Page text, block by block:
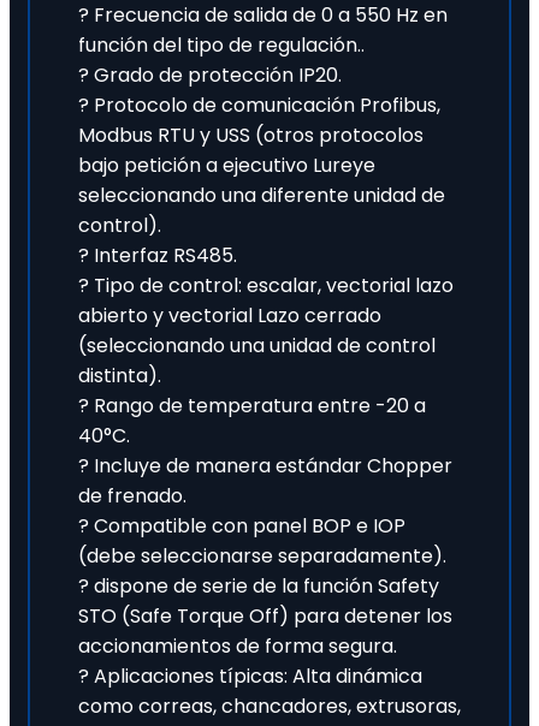
? Frecuencia de salida de 0 a 550 Hz en
función del tipo de regulación..
? Grado de protección IP20.
? Protocolo de comunicación Profibus,
Modbus RTU y USS (otros protocolos
bajo petición a ejecutivo Lureye
seleccionando una diferente unidad de
control).
? Interfaz RS485.
? Tipo de control: escalar, vectorial lazo
abierto y vectorial Lazo cerrado
(seleccionando una unidad de control
distinta).
? Rango de temperatura entre -20 a
40°C.
? Incluye de manera estándar Chopper
de frenado.
? Compatible con panel BOP e IOP
(debe seleccionarse separadamente).
? dispone de serie de la función Safety
STO (Safe Torque Off) para detener los
accionamientos de forma segura.
? Aplicaciones típicas: Alta dinámica
como correas, chancadores, extrusoras,